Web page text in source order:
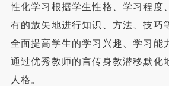
性化学习根据学生性格、学习程度
有的放矢地进行知识、方法、技巧
全面提高学生的学习兴趣、学习能
通过优秀教师的言传身教潜移默化
人格。